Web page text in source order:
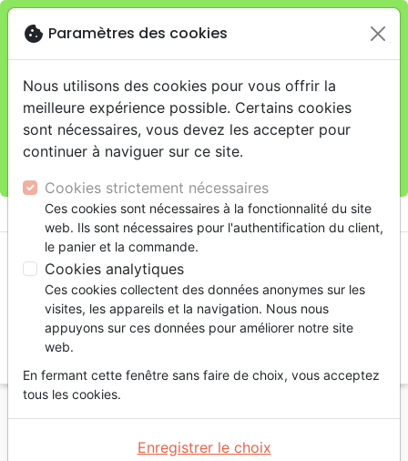
Je veux retirer ma commande au 4, rue Audubon
(Gare de Lyon), Parisclose
warningCette boutique en ligne est limitée au retrait en
magasin.
Pour les livraisons à domicile, veuillez passer vos
commandes sur la boutique La Maison de la Bible
shopping_cart
Accueil Livres Commentaires
Pentateuque
Découvrir Dieu à travers le Pentateuque
cookie Paramètres des cookies
Nous utilisons des cookies pour vous offrir la
meilleure expérience possible. Certains cookies
sont nécessaires, vous devez les accepter pour
continuer à naviguer sur ce site.
Cookies strictement nécessaires
Ces cookies sont nécessaires à la fonctionnalité du site
web. Ils sont nécessaires pour l'authentification du client,
le panier et la commande.
Cookies analytiques
Ces cookies collectent des données anonymes sur les
visites, les appareils et la navigation. Nous nous
appuyons sur ces données pour améliorer notre site
web.
En fermant cette fenêtre sans faire de choix, vous acceptez
tous les cookies.
Enregistrer le choix